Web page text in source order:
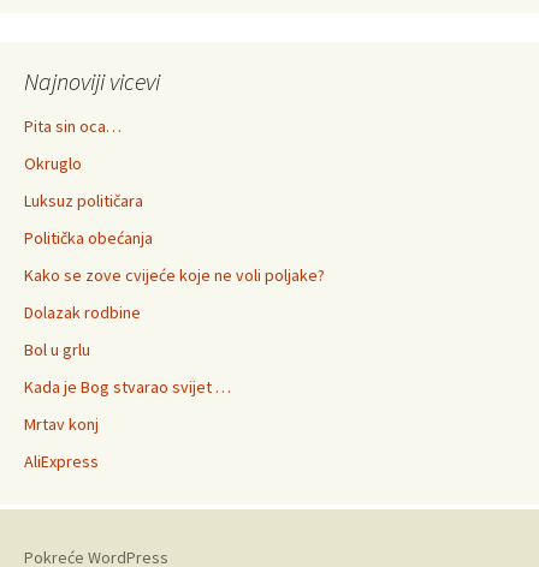
Najnoviji vicevi
Pita sin oca…
Okruglo
Luksuz političara
Politička obećanja
Kako se zove cvijeće koje ne voli poljake?
Dolazak rodbine
Bol u grlu
Kada je Bog stvarao svijet …
Mrtav konj
AliExpress
Pokreće WordPress